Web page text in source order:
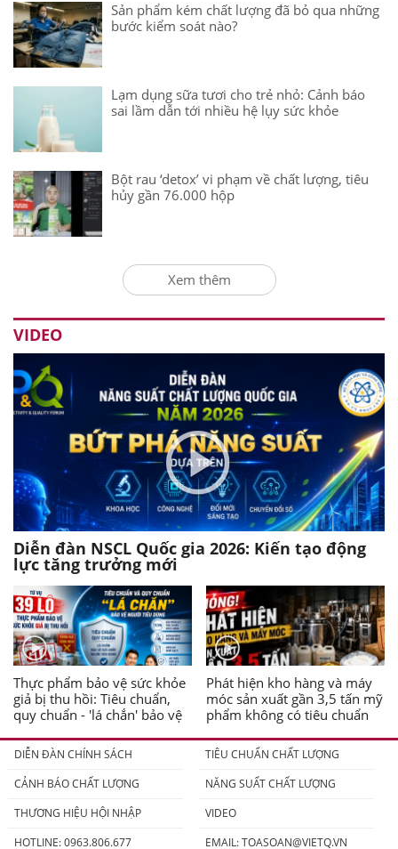
Sản phẩm kém chất lượng đã bỏ qua những
bước kiểm soát nào?
Lạm dụng sữa tươi cho trẻ nhỏ: Cảnh báo
sai lầm dẫn tới nhiều hệ lụy sức khỏe
Bột rau ‘detox’ vi phạm về chất lượng, tiêu
hủy gần 76.000 hộp
Xem thêm
VIDEO
Diễn đàn NSCL Quốc gia 2026: Kiến tạo động
lực tăng trưởng mới
Thực phẩm bảo vệ sức khỏe
giả bị thu hồi: Tiêu chuẩn,
quy chuẩn - 'lá chắn' bảo vệ
Phát hiện kho hàng và máy
móc sản xuất gần 3,5 tấn mỹ
phẩm không có tiêu chuẩn
DIỄN ĐÀN CHÍNH SÁCH
TIÊU CHUẨN CHẤT LƯỢNG
CẢNH BÁO CHẤT LƯỢNG
NĂNG SUẤT CHẤT LƯỢNG
THƯƠNG HIỆU HỘI NHẬP
VIDEO
HOTLINE: 0963.806.677
EMAIL:TOASOAN@VIETQ.VN